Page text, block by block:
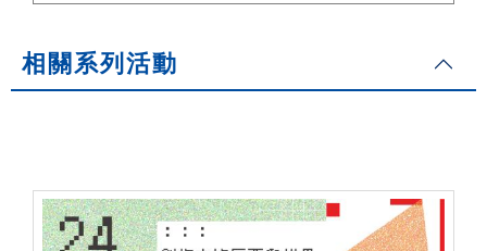
相關系列活動